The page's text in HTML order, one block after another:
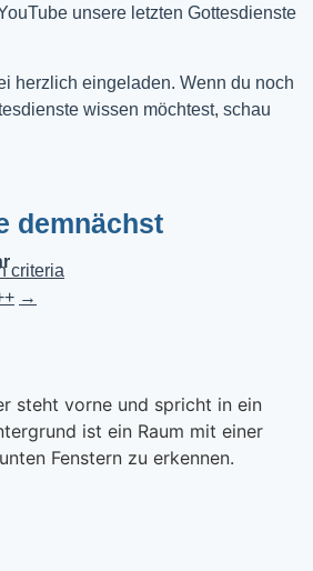
unsere letzten Gottesdienste
herzlich eingeladen. Wenn du noch
wissen möchtest, schau
demnächst
criteria
→